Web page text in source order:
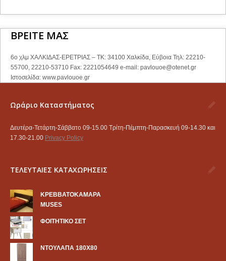
ΒΡΕΙΤΕ ΜΑΣ
6ο χλμ ΧΑΛΚΙΔΑΣ-ΕΡΕΤΡΙΑΣ – ΤΚ: 34100 Χαλκίδα, Εύβοια Τηλ: 22210-
55700, 22210-53710 Fax: 2221054649 e-mail: pavlouoe@otenet.gr
Ιστοσελίδα: www.pavlouoe.gr
Ωράριο Καταστήματος
Δευτέρα-Τετάρτη-Σάββατο 09-15.00 Τρίτη-Πέμπτη-Παρασκευή 09-14.30 και
17.30-21.00 Privacy Policy
ΤΕΛΕΥΤΑΙΕΣ ΚΑΤΑΧΩΡΗΣΕΙΣ
KΡΕΒΒΑΤΟΚΑΜΑΡΑ
MUSES
ΦΟΙΤΗΤΙΚΟ ΣΕΤ
ΝΤΟΥΛΑΠΑ 180Χ80